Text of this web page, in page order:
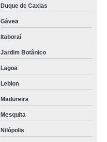
Duque de Caxias
Gávea
Itaboraí
Jardim Botânico
Lagoa
Leblon
Madureira
Mesquita
Nilópolis